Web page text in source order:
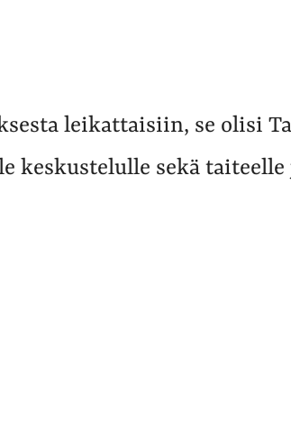
leikattaisiin, se olisi
keskustelulle sekä